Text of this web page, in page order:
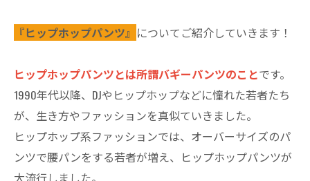
『ヒップホップパンツ』 についてご紹介していきます！
ヒップホップパンツとは所謂バギーパンツのことです。
1990年代以降、DJやヒップホップなどに憧れた若者たち
が、生き方やファッションを真似ていきました。
ヒップホップ系ファッションでは、オーバーサイズのパ
ンツで腰パンをする若者が増え、ヒップホップパンツが
大流行しました。